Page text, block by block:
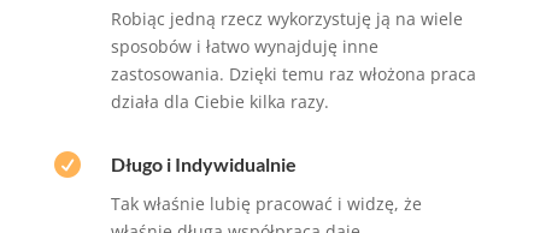
Robiąc jedną rzecz wykorzystuję ją na wiele
sposobów i łatwo wynajduję inne
zastosowania. Dzięki temu raz włożona praca
działa dla Ciebie kilka razy.

Długo i Indywidualnie
Tak właśnie lubię pracować i widzę, że